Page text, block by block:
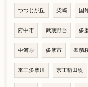
つつじが丘 柴崎 国
府中市 武蔵野台 多
中河原 多摩市 聖蹟
京王多摩川 京王稲田堤